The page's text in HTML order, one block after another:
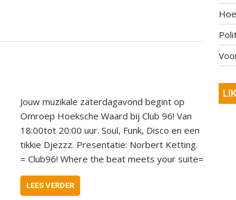
Jouw muzikale zaterdagavond begint op
Omroep Hoeksche Waard bij Club 96! Van
18:00tot 20:00 uur. Soul, Funk, Disco en een
tikkie Djezzz. Presentatie: Norbert Ketting.
= Club96! Where the beat meets your suite=
LEES VERDER